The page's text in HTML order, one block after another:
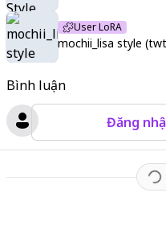
Bình luận
Đăng
User LoRA
mochii_lisa style